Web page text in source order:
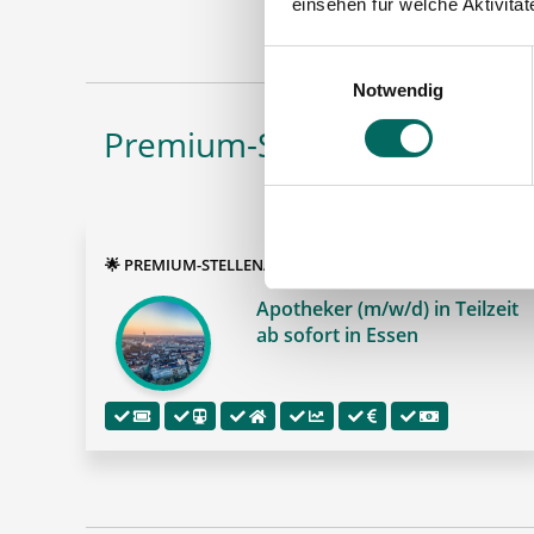
Notwendig
Premium-Stellenangebote
🌟 PREMIUM-STELLENANGEBOT 🌟
Apotheker (m/w/d) in Teilzeit
ab sofort in Essen